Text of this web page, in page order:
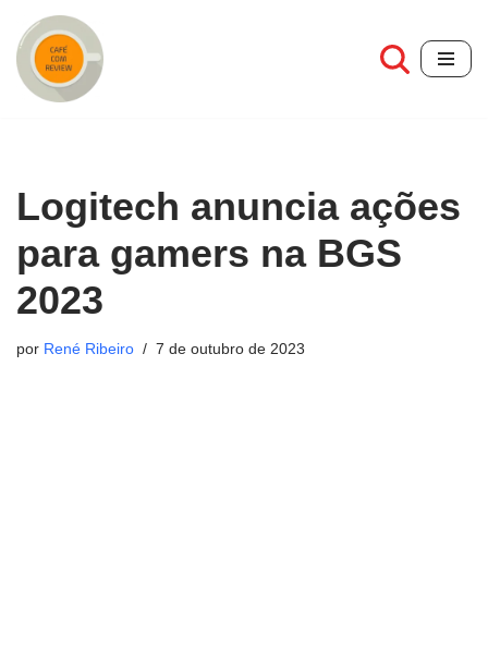
Pular
para
Logitech anuncia ações
para gamers na BGS
2023
por René Ribeiro 7 de outubro de 2023